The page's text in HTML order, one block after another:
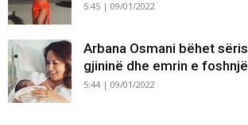
5:45 | 09/01/2022
Arbana Osmani bëhet
gjininë dhe emrin e
5:44 | 09/01/2022